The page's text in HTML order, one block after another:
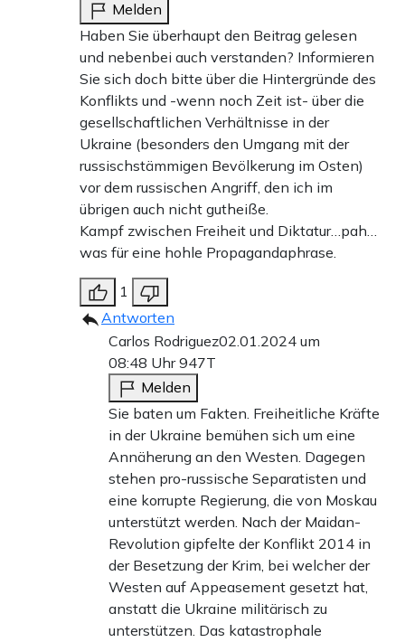
Melden
Haben Sie überhaupt den Beitrag gelesen
und nebenbei auch verstanden? Informieren
Sie sich doch bitte über die Hintergründe des
Konflikts und -wenn noch Zeit ist- über die
gesellschaftlichen Verhältnisse in der
Ukraine (besonders den Umgang mit der
russischstämmigen Bevölkerung im Osten)
vor dem russischen Angriff, den ich im
übrigen auch nicht gutheiße.
Kampf zwischen Freiheit und Diktatur…pah…
was für eine hohle Propagandaphrase.
1
Antworten
Carlos Rodriguez02.01.2024 um
08:48 Uhr947T
Melden
Sie baten um Fakten. Freiheitliche Kräfte
in der Ukraine bemühen sich um eine
Annäherung an den Westen. Dagegen
stehen pro-russische Separatisten und
eine korrupte Regierung, die von Moskau
unterstützt werden. Nach der Maidan-
Revolution gipfelte der Konflikt 2014 in
der Besetzung der Krim, bei welcher der
Westen auf Appeasement gesetzt hat,
anstatt die Ukraine militärisch zu
unterstützen. Das katastrophale